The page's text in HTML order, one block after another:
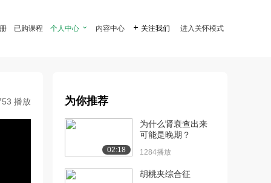
已购课程 个人中心  内容中心  关注我们 进入关怀模式
播放 为你推荐
02:18
为什么肾衰查出来
可能是晚期？
1284播放
胡桃夹综合征